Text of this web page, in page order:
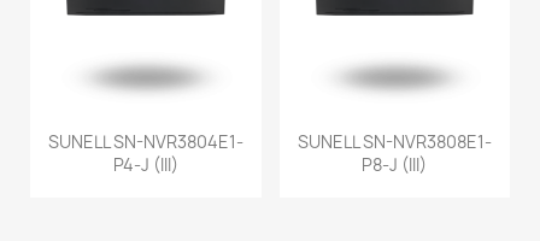
SUNELL SN-NVR3804E1-
P4-J (III)
SUNELL SN-NVR3808E1-
P8-J (III)